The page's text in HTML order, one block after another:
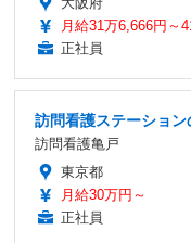
月給31万6,666円～
正社員
訪問看護ステーション
訪問看護亀戸
東京都
月給30万円～
正社員